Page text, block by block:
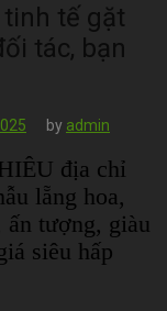
tế gặt
tác, bạn
by admin
địa chỉ
lẵng hoa,
ấn tượng, giàu
siêu hấp